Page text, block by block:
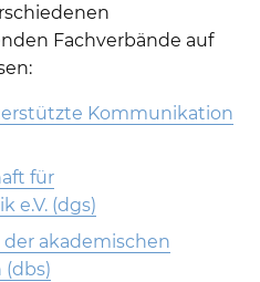
Fachverbände auf
Kommunikation
für
e.V. (dgs)
akademischen